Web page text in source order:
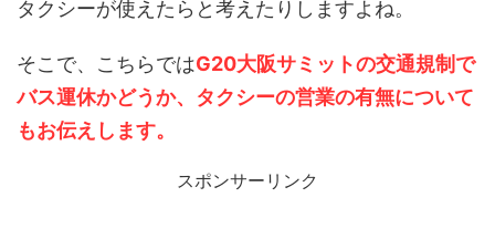
タクシーが使えたらと考えたりしますよね。
そこで、こちらではG20大阪サミットの交通規制で
バス運休かどうか、タクシーの営業の有無について
もお伝えします。
スポンサーリンク